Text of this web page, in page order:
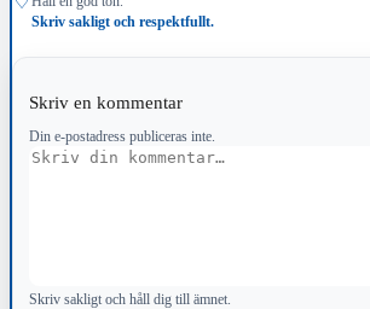
Skriv sakligt och respektfullt.
Skriv en kommentar
Din e-postadress publiceras inte.
Kommentar
Skriv sakligt och håll dig till ämnet.